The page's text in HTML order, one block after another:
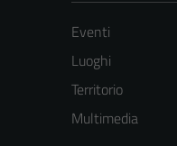
Eventi
Luoghi
Territorio
Multimedia